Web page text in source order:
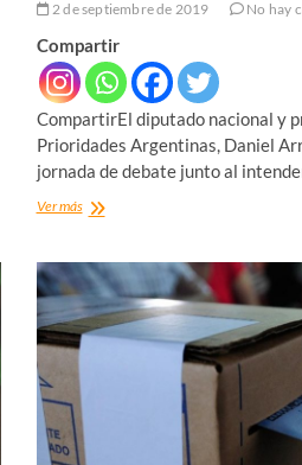
2 de septiembre de 2019 No hay
Compartir
CompartirEl diputado nacional y
Prioridades Argentinas, Daniel
jornada de debate junto al
Ver másARROYO:
MODELO
DESARROLLO”